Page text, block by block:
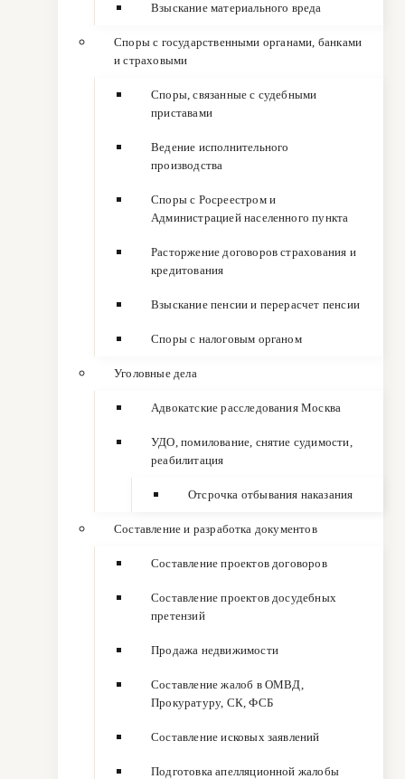
Взыскание материального вреда
Споры с государственными органами, банками
и страховыми
Споры, связанные с судебными
приставами
Ведение исполнительного
производства
Споры с Росреестром и
Администрацией населенного пункта
Расторжение договоров страхования и
кредитования
Взыскание пенсии и перерасчет пенсии
Споры с налоговым органом
Уголовные дела
Адвокатские расследования Москва
УДО, помилование, снятие судимости,
реабилитация
Отсрочка отбывания наказания
Составление и разработка документов
Составление проектов договоров
Составление проектов досудебных
претензий
Продажа недвижимости
Составление жалоб в ОМВД,
Прокуратуру, СК, ФСБ
Составление исковых заявлений
Подготовка апелляционной жалобы